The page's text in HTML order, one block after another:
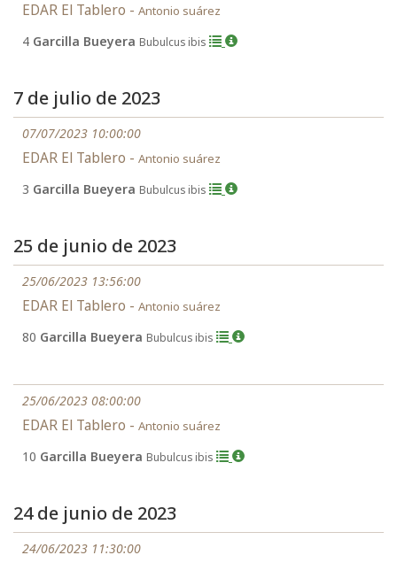
EDAR El Tablero - Antonio suárez
4 Garcilla Bueyera Bubulcus ibis
7 de julio de 2023
07/07/2023 10:00:00
EDAR El Tablero - Antonio suárez
3 Garcilla Bueyera Bubulcus ibis
25 de junio de 2023
25/06/2023 13:56:00
EDAR El Tablero - Antonio suárez
80 Garcilla Bueyera Bubulcus ibis
25/06/2023 08:00:00
EDAR El Tablero - Antonio suárez
10 Garcilla Bueyera Bubulcus ibis
24 de junio de 2023
24/06/2023 11:30:00